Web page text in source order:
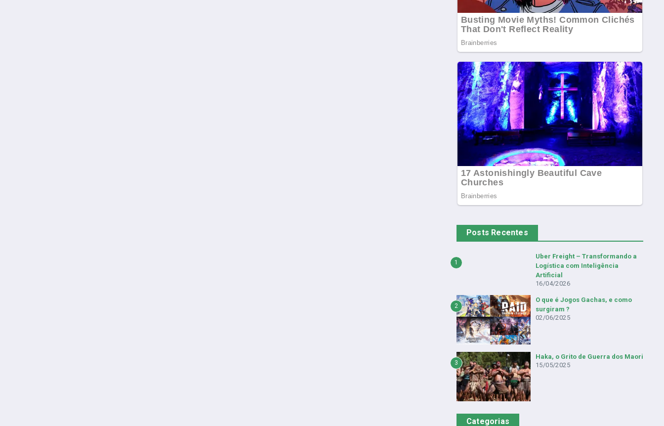
Posts Recentes
1
Uber Freight – Transformando a
Logística com Inteligência
Artificial
16/04/2026
2
O que é Jogos Gachas, e como
surgiram ?
02/06/2025
3
Haka, o Grito de Guerra dos Maori
15/05/2025
Categorias